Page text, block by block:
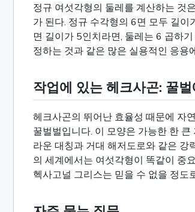
정규 여섯각형의 둘레를 계산하는 것
가 된다. 정규 수각형의 6면 모두 길
면 길이가 5인치라면, 둘레는 6 곱하
정하는 것과 같은 많은 실용적인 응용
작업에 있는 헤크사곤: 꿀
헤크사곤의 뛰어난 효율성 때문에 자
꿀벌벌입니다. 이 모양은 가능한 한
라운 대칭과 거대 해저도로와 같은 강
의 세계에서는 여섯각형이 똑같이 중
헥사고널 그리스는 믿을 수 없을 정도